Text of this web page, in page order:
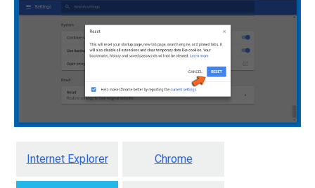
Internet Explorer Chrome